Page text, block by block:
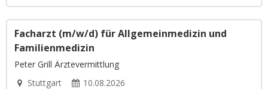
Facharzt (m/w/d) für Allgemeinmedizin und
Familienmedizin
Peter Grill Ärztevermittlung
Stuttgart
10.08.2026